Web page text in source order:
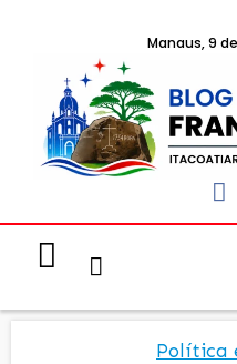
Manaus, 9
Política